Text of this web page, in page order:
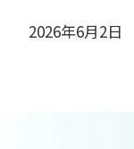
最
2026年6月2日